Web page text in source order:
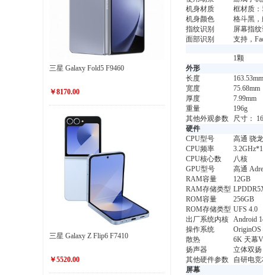
三星 Galaxy Fold5 F9460
￥8170.00
三星 Galaxy Z Flip6 F7410
￥5520.00
机身材质
框材质
机身颜色
格斗黑
指纹识别
屏幕指纹
面部识别
支持，
1颗
外形
长度
163.53mm
宽度
75.68mm
厚度
7.99mm
重量
196g
其他外观参数
尺寸：
硬件
CPU型号
高通 骁
CPU频率
CPU核心数
八核
GPU型号
高通
RAM容量
12GB
RAM存储类型
ROM容量
256GB
ROM存储类型 UFS 4.0
出厂系统内核 Android
操作系统
OriginOS
散热
6K 天幕
扬声器
立体双扬
其他硬件参数
自研电
屏幕